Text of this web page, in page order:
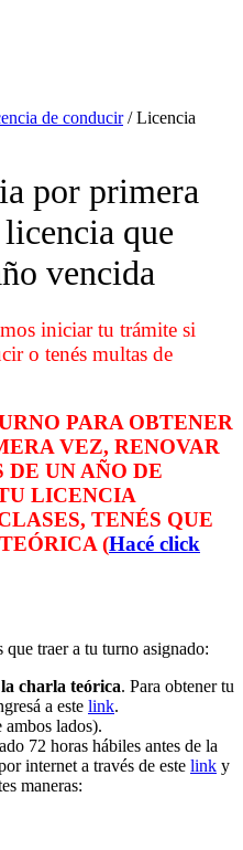
de conducir /Licencia
por primera
que
vencida
iniciar tu trámite si
o tenés multas de
PARA OBTENER
VEZ, RENOVAR
UN AÑO DE
LICENCIA
TENÉS QUE
(Hacé click
que traer a tu turno asignado:
charla teórica. Para obtener tu
a este link.
lados).
72 horas hábiles antes de la
internet a través de este link y
maneras: